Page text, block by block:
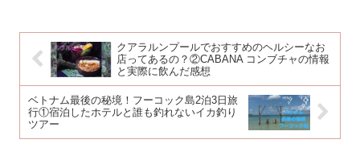
クアラルンプールでおすすめのヘルシーなお
店ってあるの？②CABANA コンブチャの情報
と実際に飲んだ感想
ベトナム最後の秘境！フーコック島2泊3日旅
行①宿泊したホテルと誰も釣れないイカ釣り
ツアー